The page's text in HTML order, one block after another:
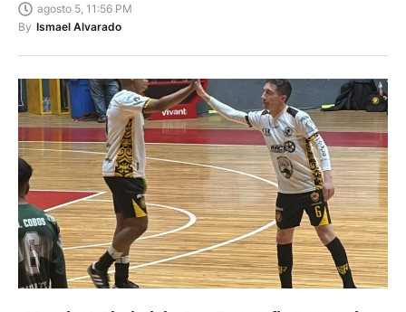
agosto 5, 11:56 PM
By Ismael Alvarado